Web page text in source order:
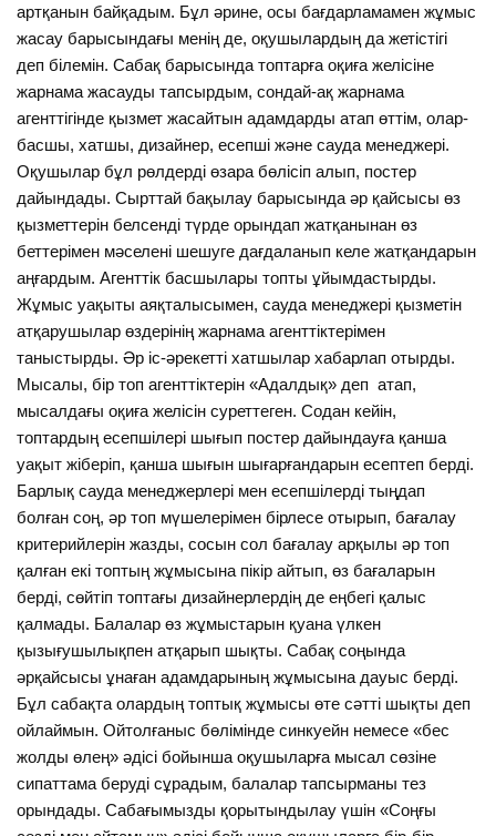
артқанын байқадым. Бұл әрине, осы бағдарламамен жұмыс
жасау барысындағы менің де, оқушылардың да жетістігі
деп білемін. Сабақ барысында топтарға оқиға желісіне
жарнама жасауды тапсырдым, сондай-ақ жарнама
агенттігінде қызмет жасайтын адамдарды атап өттім, олар-
басшы, хатшы, дизайнер, есепші және сауда менеджері.
Оқушылар бұл рөлдерді өзара бөлісіп алып, постер
дайындады. Сырттай бақылау барысында әр қайсысы өз
қызметтерін белсенді түрде орындап жатқанынан өз
беттерімен мәселені шешуге дағдаланып келе жатқандарын
аңғардым. Агенттік басшылары топты ұйымдастырды.
Жұмыс уақыты аяқталысымен, сауда менеджері қызметін
атқарушылар өздерінің жарнама агенттіктерімен
таныстырды. Әр іс-әрекетті хатшылар хабарлап отырды.
Мысалы, бір топ агенттіктерін «Адалдық» деп атап,
мысалдағы оқиға желісін суреттеген. Содан кейін,
топтардың есепшілері шығып постер дайындауға қанша
уақыт жіберіп, қанша шығын шығарғандарын есептеп берді.
Барлық сауда менеджерлері мен есепшілерді тыңдап
болған соң, әр топ мүшелерімен бірлесе отырып, бағалау
критерийлерін жазды, сосын сол бағалау арқылы әр топ
қалған екі топтың жұмысына пікір айтып, өз бағаларын
берді, сөйтіп топтағы дизайнерлердің де еңбегі қалыс
қалмады. Балалар өз жұмыстарын қуана үлкен
қызығушылықпен атқарып шықты. Сабақ соңында
әрқайсысы ұнаған адамдарының жұмысына дауыс берді.
Бұл сабақта олардың топтық жұмысы өте сәтті шықты деп
ойлаймын. Ойтолғаныс бөлімінде синкуейн немесе «бес
жолды өлең» әдісі бойынша оқушыларға мысал сөзіне
сипаттама беруді сұрадым, балалар тапсырманы тез
орындады. Сабағымызды қорытындылау үшін «Соңғы